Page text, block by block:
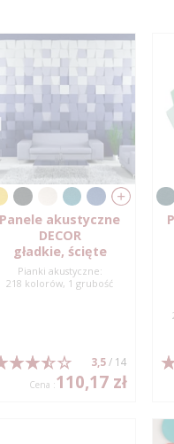
Panele akustyczne
DECOR
gładkie, ścięte
Pianki akustyczne:
218 kolorów, 1 grubość
3,5/ 14
Cena :110,17 zł